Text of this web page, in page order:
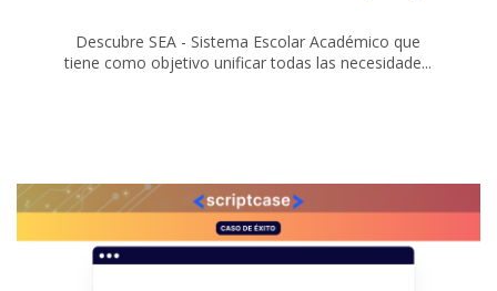
Descubre SEA - Sistema Escolar Académico que
tiene como objetivo unificar todas las necesidade...